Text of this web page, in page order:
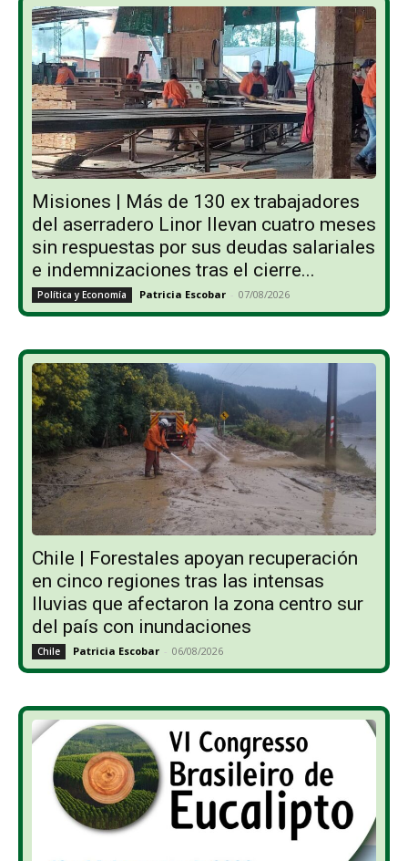
Misiones | Más de 130 ex trabajadores
del aserradero Linor llevan cuatro meses
sin respuestas por sus deudas salariales
e indemnizaciones tras el cierre...
Política y Economía Patricia Escobar - 07/08/2026
Chile | Forestales apoyan recuperación
en cinco regiones tras las intensas
lluvias que afectaron la zona centro sur
del país con inundaciones
Chile Patricia Escobar - 06/08/2026